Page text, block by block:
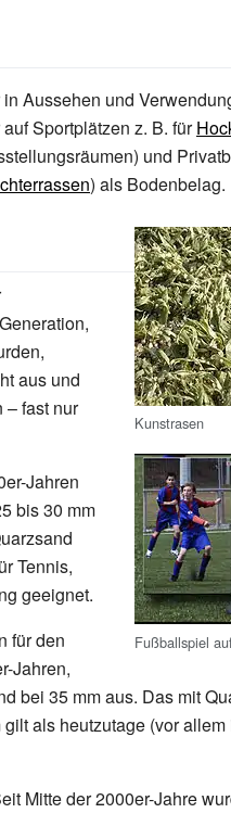
Aussehen und
Sportplätzen z. B. für
und
) als Bodenbelag.
Kunstrasen
Fußballspiel
aus und
– fast nur
Jahren
bis 30 mm
Tennis,
geeignet.
für den
Jahren,
bei 35 mm aus. Das mit
als heutzutage (vor
Mitte der 2000er-Jahre